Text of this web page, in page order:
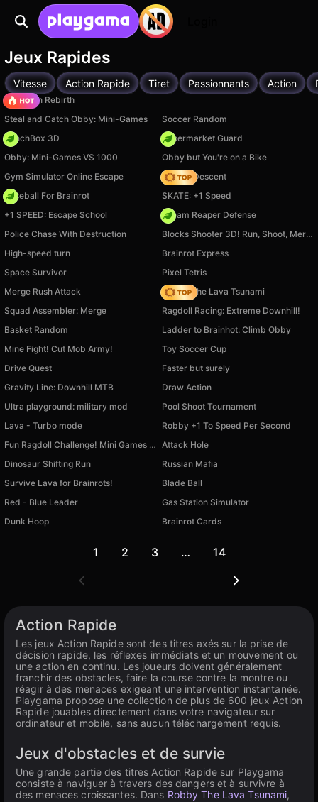
Jeux Rapides
Vitesse Action Rapide Tiret Passionnants Action
Stickman Rebirth
Steal and Catch Obby: Mini-Games
Soccer Random
PunchBox 3D
Supermarket Guard
Obby: Mini-Games VS 1000
Obby but You're on a Bike
Gym Simulator Online Escape
Deadly Descent
Baseball For Brainrot
SKATE: +1 Speed
+1 SPEED: Escape School
Dream Reaper Defense
Police Chase With Destruction
Blocks Shooter 3D! Run, Shoot, Merge Weapons!
High-speed turn
Brainrot Express
Space Survivor
Pixel Tetris
Merge Rush Attack
Robby The Lava Tsunami
Squad Assembler: Merge
Ragdoll Racing: Extreme Downhill!
Basket Random
Ladder to Brainhot: Climb Obby
Mine Fight! Cut Mob Army!
Toy Soccer Cup
Drive Quest
Faster but surely
Gravity Line: Downhill MTB
Draw Action
Ultra playground: military mod
Pool Shoot Tournament
Lava - Turbo mode
Robby +1 To Speed Per Second
Fun Ragdoll Challenge! Mini Games Collection! Attack Hole
Dinosaur Shifting Run
Russian Mafia
Survive Lava for Brainrots!
Blade Ball
Red - Blue Leader
Gas Station Simulator
Dunk Hoop
Brainrot Cards
1 2 3 … 14
Action Rapide
Les jeux Action Rapide sont des titres axés sur la prise de
décision rapide, les réflexes immédiats et un mouvement ou
une action en continu. Les joueurs doivent généralement
franchir des obstacles, faire la course contre la montre ou
réagir à des menaces exigeant une intervention instantanée.
Playgama propose une collection de plus de 600 jeux Action
Rapide jouables directement dans votre navigateur sur
ordinateur et mobile, sans aucun téléchargement requis.
Jeux d'obstacles et de survie
Une grande partie des titres Action Rapide sur Playgama
consiste à naviguer à travers des dangers et à survivre à
des menaces croissantes. Dans Robby The Lava Tsunami,